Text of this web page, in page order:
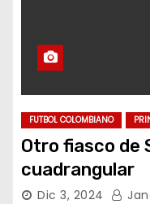
FUTBOL COLOMBIANO
Otro fiasco de
cuadrangular
Dic 3, 2024